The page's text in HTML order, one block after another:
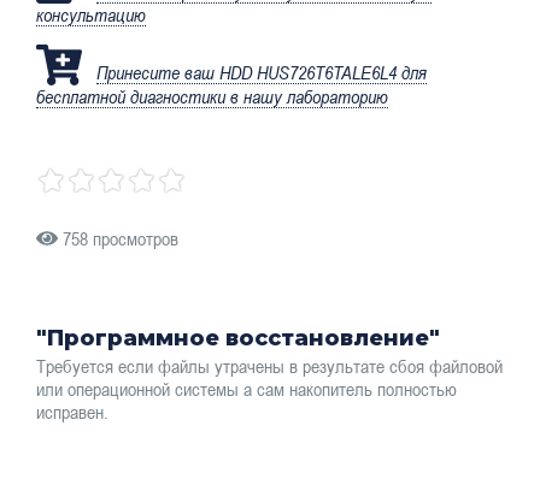
консультацию
Принесите ваш HDD HUS726T6TALE6L4 для
бесплатной диагностики в нашу лабораторию
758 просмотров
"Программное восстановление"
Требуется если файлы утрачены в результате сбоя файловой
или операционной системы а сам накопитель полностью
исправен.